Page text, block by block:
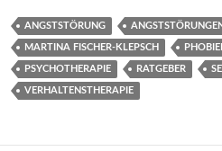
ANGSTSTÖRUNG
MARTINA FISCHER-KLEPSCH
PSYCHOTHERAPIE RATGEBER
VERHALTENSTHERAPIE